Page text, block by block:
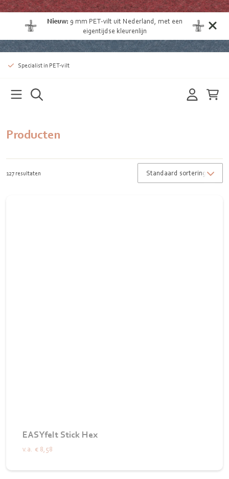
Nieuw: 9 mm PET-vilt uit Nederland , met een
eigentijdse kleurenlijn
Specialist in PET-vilt
Producten
127 resultaten
EASYfelt Stick Hex
v.a. € 8,58